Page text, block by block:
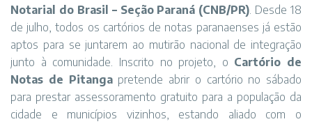
Notarial do Brasil – Seção Paraná (CNB/PR). Desde 18
de julho, todos os cartórios de notas paranaenses já estão
aptos para se juntarem ao mutirão nacional de integração
junto à comunidade. Inscrito no projeto, o Cartório de
Notas de Pitangapretende abrir o cartório no sábado
para prestar assessoramento gratuito para a população da
cidade e municípios vizinhos, estando aliado com o